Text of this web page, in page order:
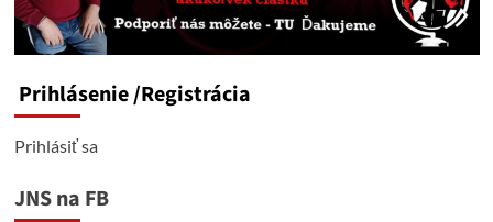
Prihlásenie/Registrácia
Prihlásiť sa
JNS na FB